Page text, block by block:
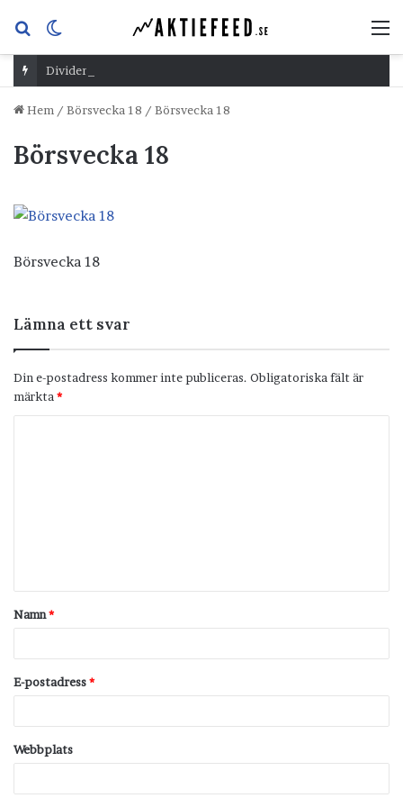
Sök
efterskin
Dividend Overshoot Day
Hem / Börsvecka 18 / Börsvecka 18
Börsvecka 18
Börsvecka 18
Lämna ett svar
Din e-postadress kommer inte publiceras. Obligatoriska fält är
märkta *
t
a
Namn*
E-postadress*
Webbplats